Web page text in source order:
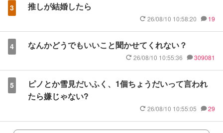
3 推しが結婚したら
26/08/10 10:58:20 19
4 なんかどうでもいいこと聞かせてくれない？
26/08/10 10:55:36 309081
5
ピノとか雪見だいふく、1個ちょうだいって言われ
たら嫌じゃない?
26/08/10 10:55:05 29